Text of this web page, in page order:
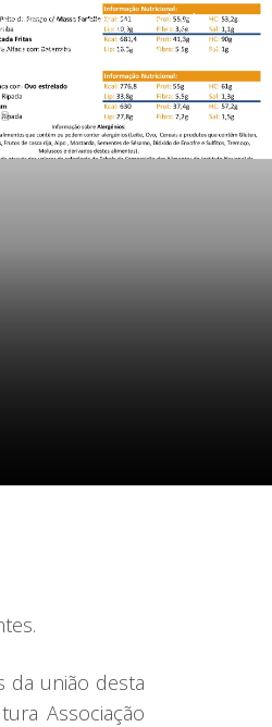
Semanal de
Fevereiro a 2 de
da união desta
Associação